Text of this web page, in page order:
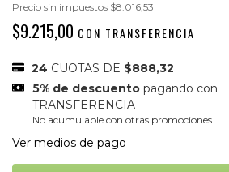
Precio sin impuestos $8.016,53
$9.215,00 CON TRANSFERENCIA
24 CUOTAS DE $888,32
5% de descuentopagando con
TRANSFERENCIA
No acumulable con otras promociones
Ver medios de pago